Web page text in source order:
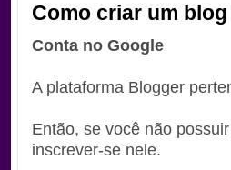
Como criar um
Conta no Google
A plataforma Blogger
Então, se você não
inscrever-se nele.